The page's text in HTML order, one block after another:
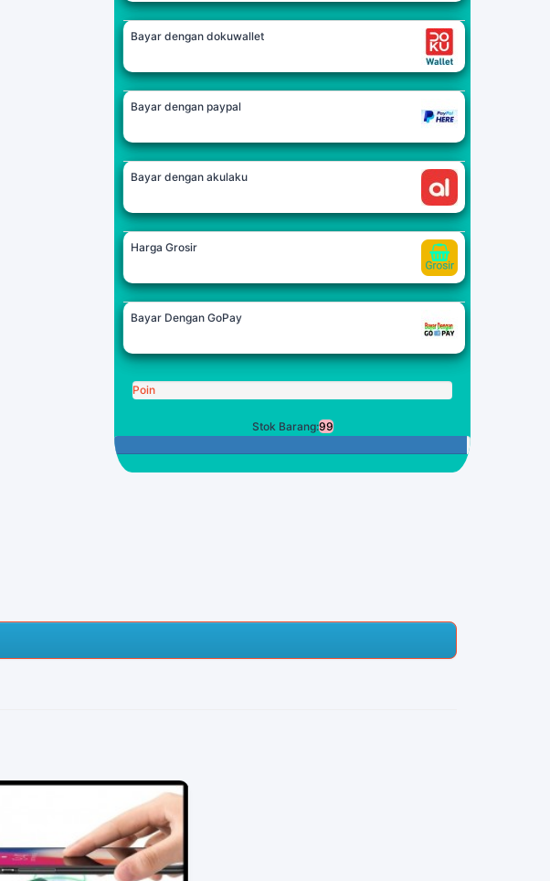
Bayar dengan dokuwallet
Bayar dengan paypal
Bayar dengan akulaku
Harga Grosir
Bayar Dengan GoPay
Poin
Stok Barang:99